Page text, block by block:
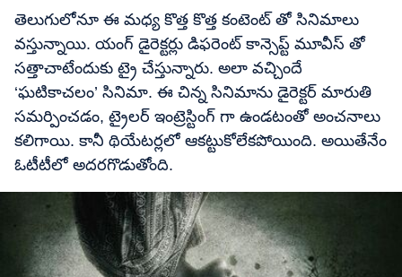
తెలుగులోనూ ఈ మధ్య కొత్త కొత్త కంటెంట్ తో సినిమాలు
వస్తున్నాయి. యంగ్ డైరెక్టర్లు డిఫరెంట్ కాన్సెప్ట్ మూవీస్ తో
సత్తాచాటేందుకు ట్రై చేస్తున్నారు. అలా వచ్చిందే
‘ఘటికాచలం’ సినిమా. ఈ చిన్న సినిమాను డైరెక్టర్ మారుతి
సమర్పించడం, ట్రైలర్ ఇంట్రెస్టింగ్ గా ఉండటంతో అంచనాలు
కలిగాయి. కానీ థియేటర్లలో ఆకట్టుకోలేకపోయింది. అయితేనేం
ఓటీటీలో అదరగొడుతోంది.